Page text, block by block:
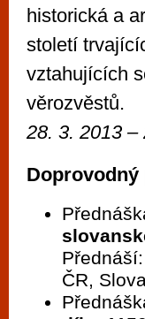
historická a
století
vztahujících
věrozvěstů.
28. 3. 2013 –
ČR,